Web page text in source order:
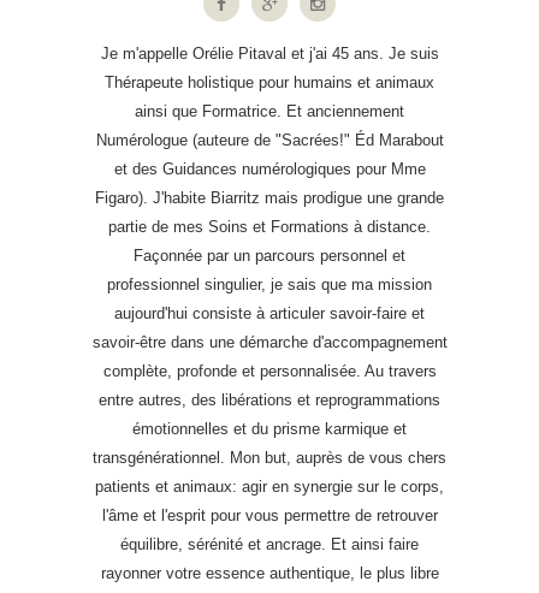
Je m'appelle Orélie Pitaval et j'ai 45 ans. Je suis
Thérapeute holistique pour humains et animaux
ainsi que Formatrice. Et anciennement
Numérologue (auteure de "Sacrées!" Éd Marabout
et des Guidances numérologiques pour Mme
Figaro). J'habite Biarritz mais prodigue une grande
partie de mes Soins et Formations à distance.
Façonnée par un parcours personnel et
professionnel singulier, je sais que ma mission
aujourd'hui consiste à articuler savoir-faire et
savoir-être dans une démarche d'accompagnement
complète, profonde et personnalisée. Au travers
entre autres, des libérations et reprogrammations
émotionnelles et du prisme karmique et
transgénérationnel. Mon but, auprès de vous chers
patients et animaux: agir en synergie sur le corps,
l'âme et l'esprit pour vous permettre de retrouver
équilibre, sérénité et ancrage. Et ainsi faire
rayonner votre essence authentique, le plus libre